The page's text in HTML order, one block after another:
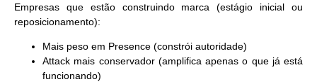
Empresas que estão construindo marca (estágio inicial ou
reposicionamento):
Mais peso em Presence (constrói autoridade)
Attack mais conservador (amplifica apenas o que já está
funcionando)